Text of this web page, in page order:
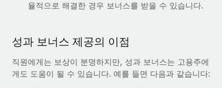
법인 설립
글로벌 인재 이동 및 전근
복리후생
계약자 관리
블로그 둘러보기
율적으로 해결한 경우 보너스를 받을 수 있습니다.
성과 보너스 제공의 이점
직원에게는 보상이 분명하지만, 성과 보너스는 고용주에
게도 도움이 될 수 있습니다. 예를 들면 다음과 같습니다: